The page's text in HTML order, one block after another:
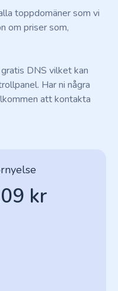
toppdomäner som vi
om priser som,
DNS vilket kan
Har ni några
att kontakta
kr